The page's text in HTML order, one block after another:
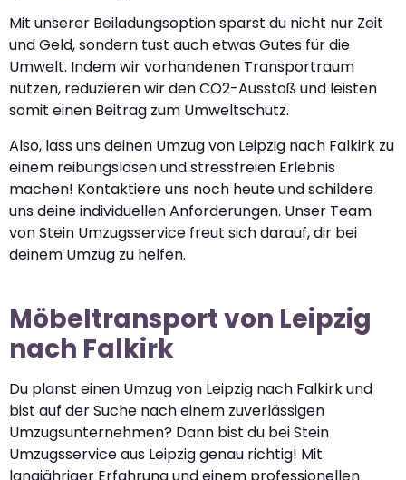
Mit unserer Beiladungsoption sparst du nicht nur Zeit
und Geld, sondern tust auch etwas Gutes für die
Umwelt. Indem wir vorhandenen Transportraum
nutzen, reduzieren wir den CO2-Ausstoß und leisten
somit einen Beitrag zum Umweltschutz.
Also, lass uns deinen Umzug von Leipzig nach Falkirk zu
einem reibungslosen und stressfreien Erlebnis
machen! Kontaktiere uns noch heute und schildere
uns deine individuellen Anforderungen. Unser Team
von Stein Umzugsservice freut sich darauf, dir bei
deinem Umzug zu helfen.
Möbeltransport von Leipzig
nach Falkirk
Du planst einen Umzug von Leipzig nach Falkirk und
bist auf der Suche nach einem zuverlässigen
Umzugsunternehmen? Dann bist du bei Stein
Umzugsservice aus Leipzig genau richtig! Mit
langjähriger Erfahrung und einem professionellen